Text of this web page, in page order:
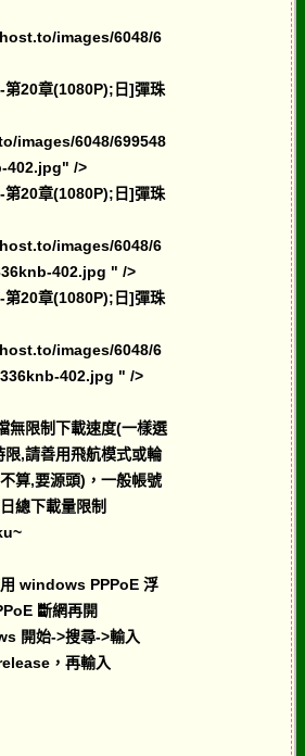
images/6048/6
20章(1080P);日]彈珠
images/6048/699548
402.jpg" />
20章(1080P);日]彈珠
images/6048/6
402.jpg " />
20章(1080P);日]彈珠
images/6048/6
402.jpg " />
無限制下載速度(一樣選
,請善用飛航模式或輪
算,要源頭)，一般帳號
總下載量限制
windows PPPoE 浮
斷網再開
開始->搜尋->輸入
，再輸入